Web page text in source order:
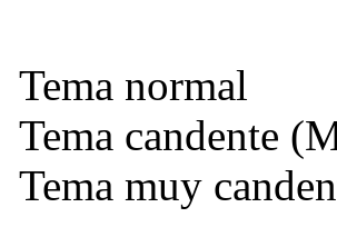
Tema normal
Tema candente
Tema muy